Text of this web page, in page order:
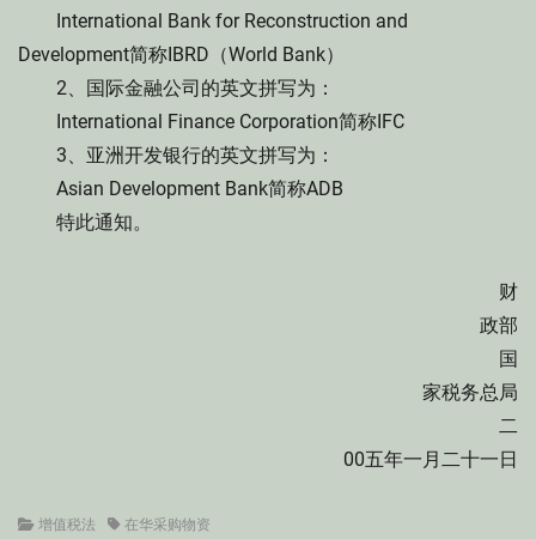
International Bank for Reconstruction and
Development简称IBRD（World Bank）
2、国际金融公司的英文拼写为：
International Finance Corporation简称IFC
3、亚洲开发银行的英文拼写为：
Asian Development Bank简称ADB
特此通知。
财
政部
国
家税务总局
二
00五年一月二十一日
Categories
增值税法 Tags在华采购物资